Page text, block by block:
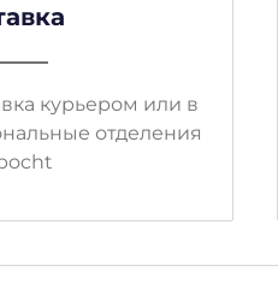
курьером или в
отделения